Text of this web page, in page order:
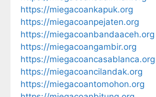
https://miegacoankapuk.org
https://miegacoanpejaten.org
https://miegacoanbandaaceh.org
https://miegacoangambir.org
https://miegacoancasablanca.org
https://miegacoancilandak.org
https://miegacoantomohon.org